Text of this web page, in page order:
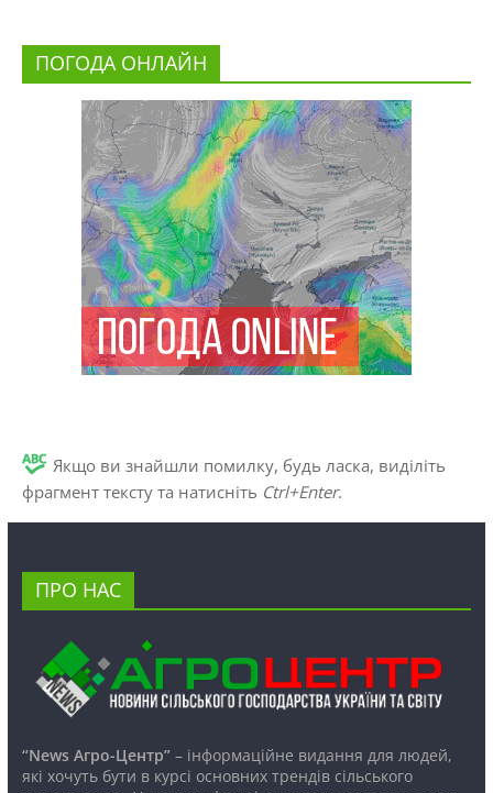
ПОГОДА ОНЛАЙН
Якщо ви знайшли помилку, будь ласка, виділіть
фрагмент тексту та натисніть Ctrl+Enter.
ПРО НАС
“News Агро-Центр”– інформаційне видання для людей,
які хочуть бути в курсі основних трендів сільського